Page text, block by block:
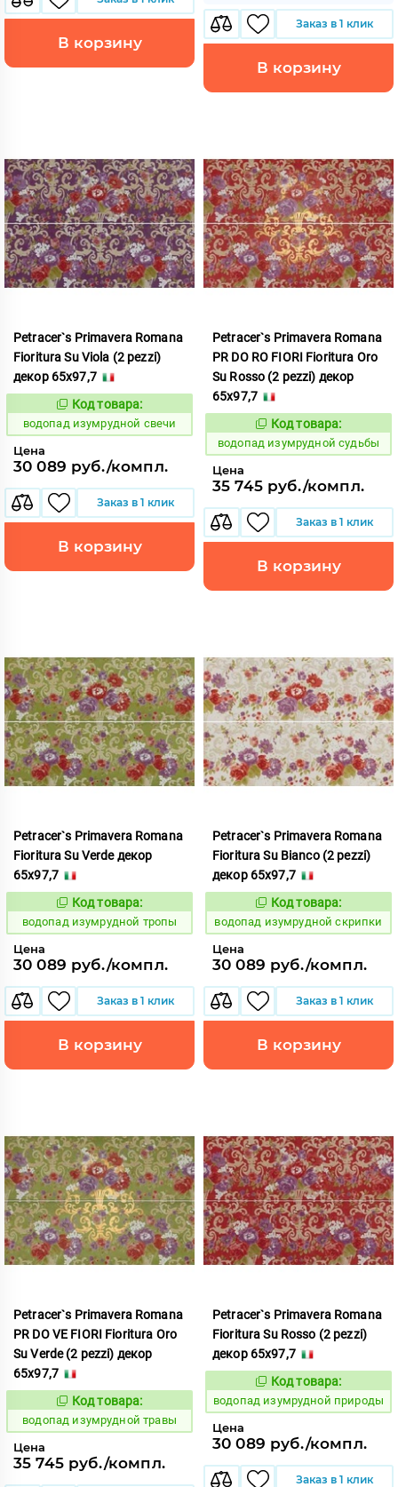
В корзину
Заказ в 1 клик
В корзину
Petracer`s Primavera Romana
Fioritura Su Viola (2 pezzi)
декор 65x97,7
191834
Код товара:
водопад изумрудной свечи
Цена
30 089 руб./компл.
Заказ в 1 клик
В корзину
Petracer`s Primavera Romana
PR DO RO FIORI Fioritura Oro
Su Rosso (2 pezzi) декор
65x97,7
191849
Код товара:
водопад изумрудной судьбы
Цена
35 745 руб./компл.
Заказ в 1 клик
В корзину
Petracer`s Primavera Romana
Fioritura Su Verde декор
65x97,7
191858
Код товара:
водопад изумрудной тропы
Цена
30 089 руб./компл.
Заказ в 1 клик
В корзину
Petracer`s Primavera Romana
Fioritura Su Bianco (2 pezzi)
декор 65x97,7
191842
Код товара:
водопад изумрудной скрипки
Цена
30 089 руб./компл.
Заказ в 1 клик
В корзину
Petracer`s Primavera Romana
PR DO VE FIORI Fioritura Oro
Su Verde (2 pezzi) декор
65x97,7
191857
Код товара:
водопад изумрудной травы
Цена
35 745 руб./компл.
Petracer`s Primavera Romana
Fioritura Su Rosso (2 pezzi)
декор 65x97,7
191850
Код товара:
водопад изумрудной природы
Цена
30 089 руб./компл.
Заказ в 1 клик